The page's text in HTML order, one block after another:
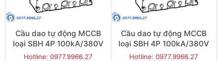
Cầu dao tự động MCCB
loại SBH 4P 100kA/380V
630A - Model
Hotline: 0977.9966.27
Cầu dao tự động MCCB
loại SBH 4P 100kA/380V
500A - Model
Hotline: 0977.9966.27